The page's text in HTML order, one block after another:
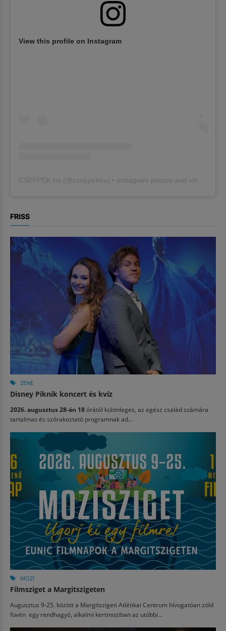
View this profile on Instagram
CSEPPEK.hu (@cseppekhu ) • Instagram photos and videos
FRISS
ZENE
Disney Piknik koncert és kvíz
2026. augusztus 28-án 18órától különleges, az egész család számára
tartalmas és szórakoztató programnak ad...
MOZI
Filmsziget a Margitszigeten
Augusztus 9-25. között a Margitszigeti Atlétikai Centrum hívogatóan zöld
füvén egy rendhagyó, alkalmi kertmoziban az utóbbi...